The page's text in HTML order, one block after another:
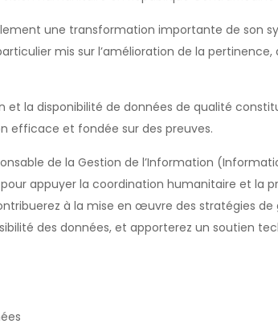
une transformation importante de son
mis sur l’amélioration de la pertinence,
et la disponibilité de données de qualité
efficace et fondée sur des preuves.
de la Gestion de l’Information
appuyer la coordination humanitaire et la
à la mise en œuvre des stratégies de
des données, et apporterez un soutien